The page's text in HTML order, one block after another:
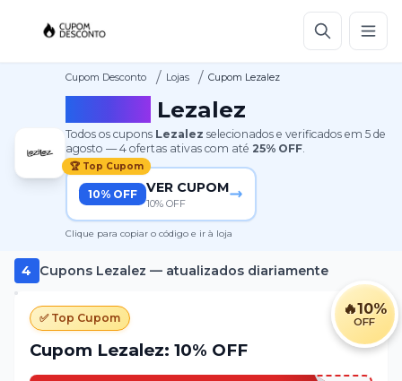
Cupom Desconto / Lojas / Cupom Lezalez
Lezalez
Todos os cupons Lezalez selecionados e verificados em 5 de
agosto —4 ofertas ativas com até 25% OFF.
🏆 Top Cupom
10% OFF VER CUPOM
10% OFF
Clique para copiar o código e ir à loja
4 Cupons Lezalez — atualizados diariamente
🔥10%
OFF
✅ Top Cupom
Cupom Lezalez: 10% OFF